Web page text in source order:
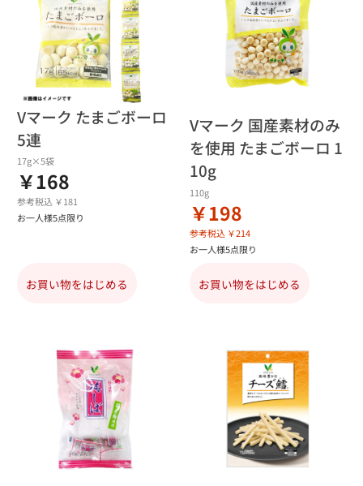
Vマーク たまごボーロ
5連
17g×5袋
￥168
参考税込 ￥181
お一人様5点限り
お買い物をはじめる
Vマーク 国産素材のみ
を使用 たまごボーロ 1
10g
110g
￥198
参考税込 ￥214
お一人様5点限り
お買い物をはじめる